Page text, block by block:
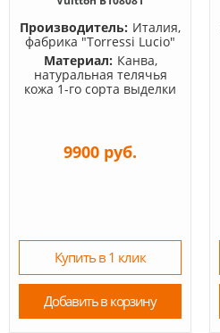
Производитель: Италия,
фабрика "Torressi Lucio"
Материал: Канва,
натуральная телячья
кожа 1-го сорта выделки
9900 руб.
Купить в 1 клик
Добавить в корзину